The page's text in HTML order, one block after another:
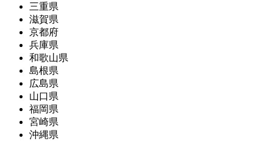
三重県
滋賀県
京都府
兵庫県
和歌山県
島根県
広島県
山口県
福岡県
宮崎県
沖縄県